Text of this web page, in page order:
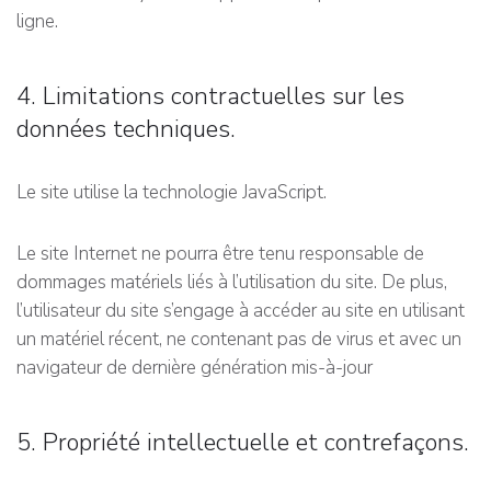
ligne.
4. Limitations contractuelles sur les
données techniques.
Le site utilise la technologie JavaScript.
Le site Internet ne pourra être tenu responsable de
dommages matériels liés à l’utilisation du site. De plus,
l’utilisateur du site s’engage à accéder au site en utilisant
un matériel récent, ne contenant pas de virus et avec un
navigateur de dernière génération mis-à-jour
5. Propriété intellectuelle et contrefaçons.